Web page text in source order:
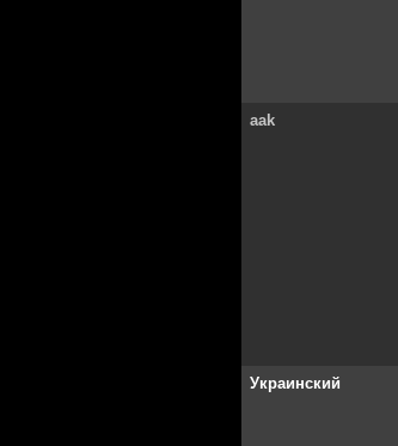
aak
Украинский